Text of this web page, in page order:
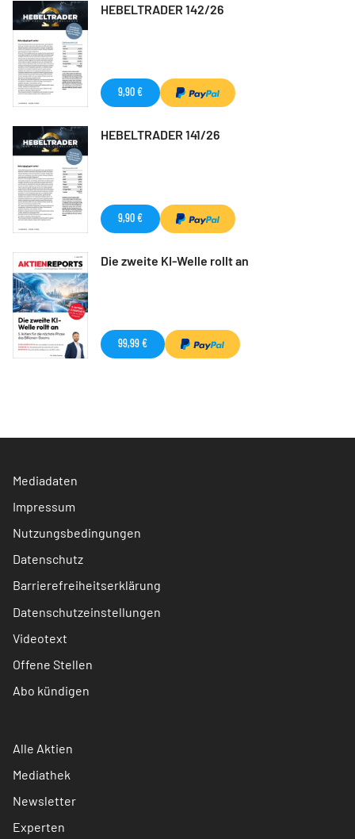
HEBELTRADER 142/26
9,90 €
HEBELTRADER 141/26
9,90 €
Die zweite KI-Welle rollt an
99,99 €
Mediadaten
Impressum
Nutzungsbedingungen
Datenschutz
Barrierefreiheitserklärung
Datenschutzeinstellungen
Videotext
Offene Stellen
Abo kündigen
Alle Aktien
Mediathek
Newsletter
Experten